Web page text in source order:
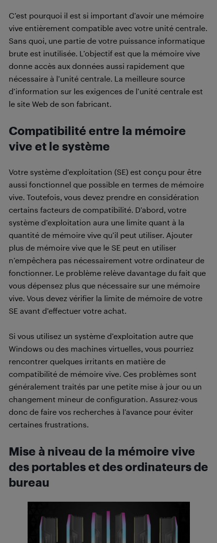
C’est pourquoi il est si important d’avoir une mémoire
vive entièrement compatible avec votre unité centrale.
Sans quoi, une partie de votre puissance informatique
brute est inutilisée. L’objectif est que la mémoire vive
donne accès aux données aussi rapidement que
nécessaire à l’unité centrale. La meilleure source
d’information sur les exigences de l’unité centrale est
le site Web de son fabricant.
Compatibilité entre la mémoire
vive et le système
Votre système d’exploitation (SE) est conçu pour être
aussi fonctionnel que possible en termes de mémoire
vive. Toutefois, vous devez prendre en considération
certains facteurs de compatibilité. D’abord, votre
système d’exploitation aura une limite quant à la
quantité de mémoire vive qu’il peut utiliser. Ajouter
plus de mémoire vive que le SE peut en utiliser
n’empêchera pas nécessairement votre ordinateur de
fonctionner. Le problème relève davantage du fait que
vous dépensez plus que nécessaire sur une mémoire
vive. Vous devez vérifier la limite de mémoire de votre
SE avant d’effectuer votre achat.
Si vous utilisez un système d’exploitation autre que
Windows ou des machines virtuelles, vous pourriez
rencontrer quelques irritants en matière de
compatibilité de mémoire vive. Ces problèmes sont
généralement traités par une petite mise à jour ou un
changement mineur de configuration. Assurez-vous
donc de faire vos recherches à l’avance pour éviter
certaines frustrations.
Mise à niveau de la mémoire vive
des portables et des ordinateurs de
bureau